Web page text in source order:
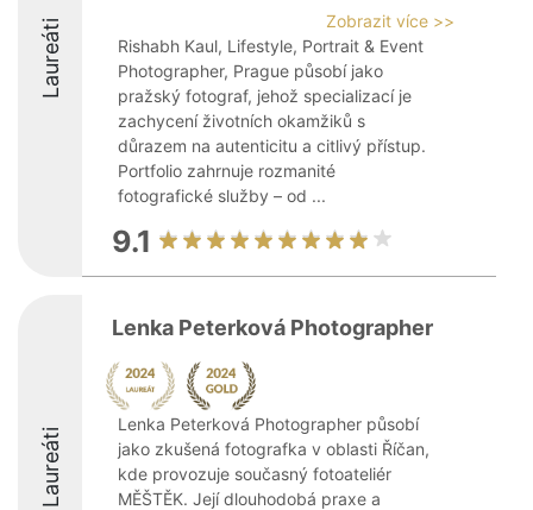
Laureáti
Zobrazit více >>
Rishabh Kaul, Lifestyle, Portrait & Event
Photographer, Prague působí jako
pražský fotograf, jehož specializací je
zachycení životních okamžiků s
důrazem na autenticitu a citlivý přístup.
Portfolio zahrnuje rozmanité
fotografické služby – od ...
9.1
Laureáti
Lenka Peterková Photographer
Lenka Peterková Photographer působí
jako zkušená fotografka v oblasti Říčan,
kde provozuje současný fotoateliér
MĚŠTĚK. Její dlouhodobá praxe a